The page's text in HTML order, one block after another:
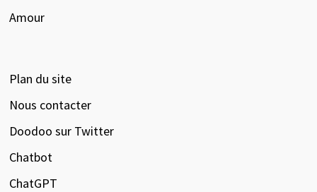
Amour
Plan du site
Nous contacter
Doodoo sur Twitter
Chatbot
ChatGPT